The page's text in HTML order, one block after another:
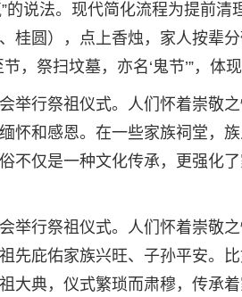
的说法。现代简化流程为提前清
桂圆），点上香烛，家人按辈
，祭扫坟墓，亦名‘鬼节’”，体
举行祭祖仪式。人们怀着崇敬
怀和感恩。在一些家族祠堂，
不仅是一种文化传承，更强化
举行祭祖仪式。人们怀着崇敬
先庇佑家族兴旺、子孙平安。
大典，仪式繁琐而肃穆，传承